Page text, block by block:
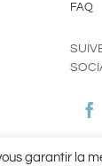
FAQ
garantir la